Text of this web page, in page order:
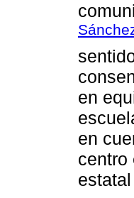
en
en
centro